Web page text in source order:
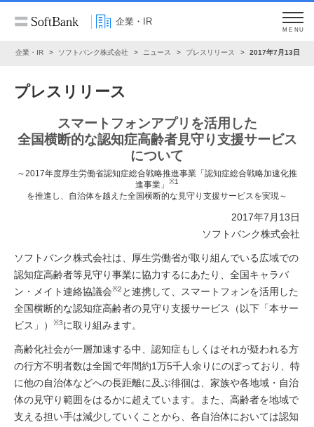
企業・IR
MENU
企業・IR ソフトバンク株式会社 ニュース プレスリリース 2017年7月13日
プレスリリース
スマートフォンアプリを活用した
全国横断的な認知症高齢者見守り支援サービス
について
～2017年度厚生労働省認知症総合戦略推進事業「認知症総合戦略加速化推
進事業」
※1
を推進し、自治体を越えた全国横断的な見守り支援サービスを実現～
2017年7月13日
ソフトバンク株式会社
ソフトバンク株式会社は、厚生労働省が取り組んでいる広域での
認知症高齢者等見守り事業に協力するにあたり、全国キャラバ
ン・メイト連絡協議会※2 と連携して、スマートフォンを活用した
全国横断的な認知症高齢者の見守り支援サービス（以下「本サー
ビス」）
※3に取り組みます。
高齢化社会が一層加速する中、認知症もしくはそれが疑われる方
の行方不明者数は全国で年間約1万5千人余りにのぼっており、特
に他の自治体などへの長距離に及ぶ徘徊は、家族や各地域・自治
体の見守り範囲をはるかに超えています。また、高齢者を地域で
支える担い手は減少していくことから、各自治体においては認知